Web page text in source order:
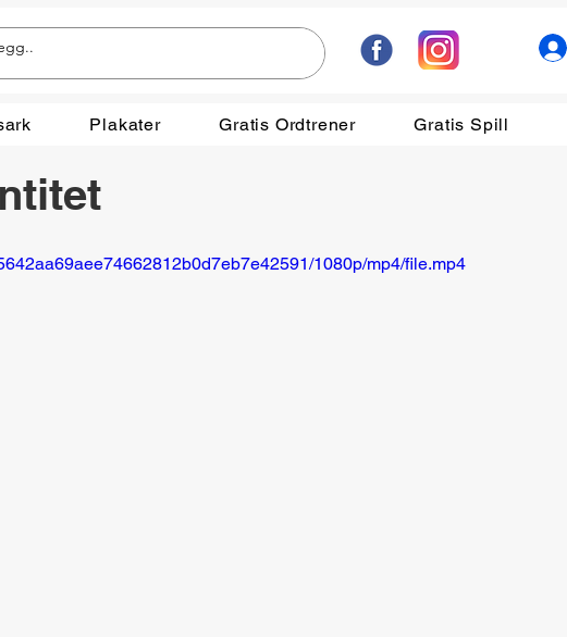
Plakater Gratis Ordtrener Gratis Spill
1080p/mp4/file.mp4